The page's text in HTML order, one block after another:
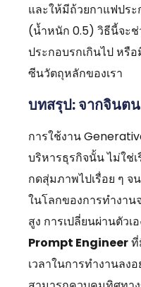
และให้มีถ้วยกาแฟประ
(น้ำหนัก 0.5) วิธีนี้จะ
ประกอบรกเกินไป หรื
ซีนวัตถุหลักของเรา
บทสรุป: จากจินต
การใช้งาน
บริหารธุรกิจนั้น ไม่ใช่
กดสุ่มภาพไปเรื่อย ๆ จ
ในโลกของการทำงาน
สูง การเปลี่ยนผ่านตัวเ
Prompt Engineerที่
เวลาในการทำงานลง